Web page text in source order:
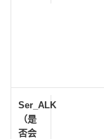
Ser_ALK
（是
否会